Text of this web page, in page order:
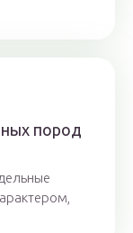
пород